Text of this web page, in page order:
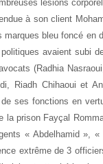
lésions
à son client
marques bleu foncé
avaient subi
(Radhia
Riadh Chihaoui et
ses fonctions en
la prison Fayçal
« Abdelhamid »,
extrême de 3